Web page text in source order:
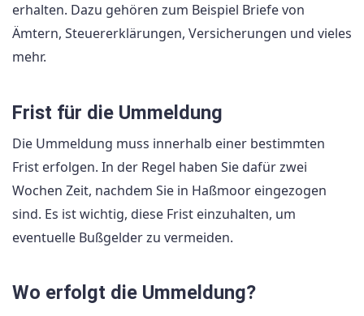
erhalten. Dazu gehören zum Beispiel Briefe von
Ämtern, Steuererklärungen, Versicherungen und vieles
mehr.
Frist für die Ummeldung
Die Ummeldung muss innerhalb einer bestimmten
Frist erfolgen. In der Regel haben Sie dafür zwei
Wochen Zeit, nachdem Sie in Haßmoor eingezogen
sind. Es ist wichtig, diese Frist einzuhalten, um
eventuelle Bußgelder zu vermeiden.
Wo erfolgt die Ummeldung?